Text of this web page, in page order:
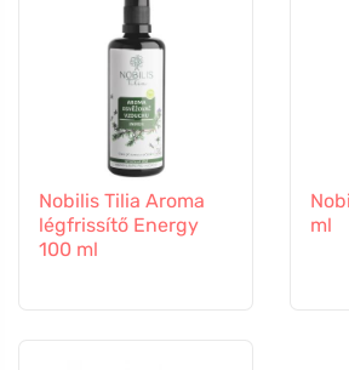
Nobilis Tilia Aroma
légfrissítő Energy
100 ml
ml